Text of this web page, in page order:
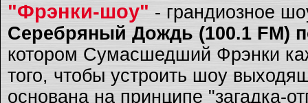
"Фрэнки-шоу" - грандиозное
Серебряный Дождь (100.1 FM)
котором Сумасшедший Фрэнки
того, чтобы устроить шоу
основана на принципе "загадка-